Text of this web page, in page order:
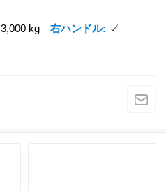
3,000 kg 右ハンドル ✓